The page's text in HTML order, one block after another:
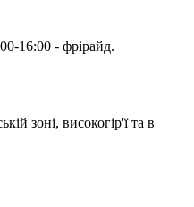
16:00 - фрірайд.
зоні, високогір'ї та в